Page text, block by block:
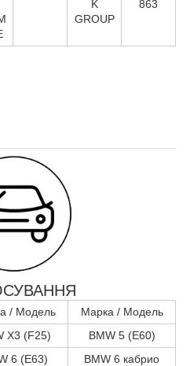
K
GROUP
863
/ Модель
Марка / Модель
X3 (F25)
BMW 5 (E60)
6 (E63)
BMW 6 кабрио